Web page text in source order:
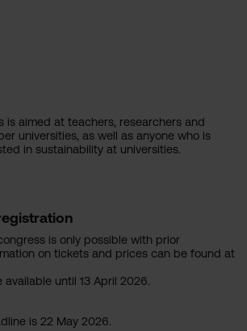
is aimed at teachers, researchers and
universities, as well as anyone who is
in sustainability at universities.
is only possible with prior
on tickets and prices can be found at
until 13 April 2026.
is 22 May 2026.